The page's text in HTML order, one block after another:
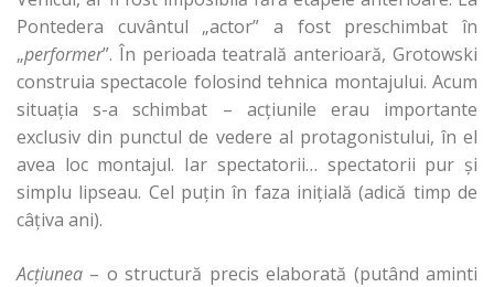
Pontedera cuvântul „actor” a fost preschimbat în
„performer”. În perioada teatrală anterioară, Grotowski
construia spectacole folosind tehnica montajului. Acum
situaţia s-a schimbat – acţiunile erau importante
exclusiv din punctul de vedere al protagonistului, în el
avea loc montajul. Iar spectatorii… spectatorii pur şi
simplu lipseau. Cel puţin în faza iniţială (adică timp de
câţiva ani).
Acţiunea – o structură precis elaborată (putând aminti